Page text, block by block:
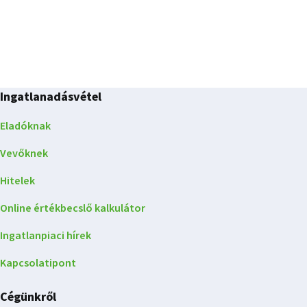
Ingatlanadásvétel
Eladóknak
Vevőknek
Hitelek
Online értékbecslő kalkulátor
Ingatlanpiaci hírek
Kapcsolatipont
Cégünkről